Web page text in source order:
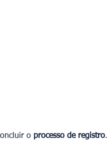
o processo de registro